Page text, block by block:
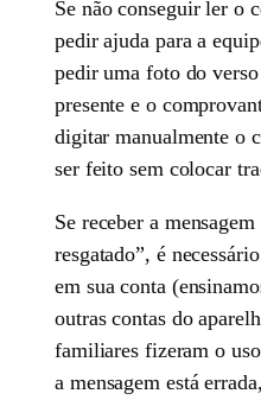
Se não conseguir ler o
pedir ajuda para a
pedir uma foto do
presente e o
digitar manualmente o
ser feito sem colocar
Se receber a
resgatado”, é
em sua conta
outras contas do
familiares fizeram o
a mensagem está